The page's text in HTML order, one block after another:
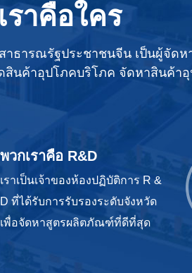
ราคือใคร
สาธารณรัฐประชาชนจีน เป็นผู้จั
สินค้าอุปโภคบริโภค จัดหาสินค้
พวกเราคือ R&D
เราเป็นเจ้าของห้องปฏิบัติการ R &
D ที่ได้รับการรับรองระดับจังหวัด
เพื่อจัดหาสูตรผลิตภัณฑ์ที่ดีที่สุด